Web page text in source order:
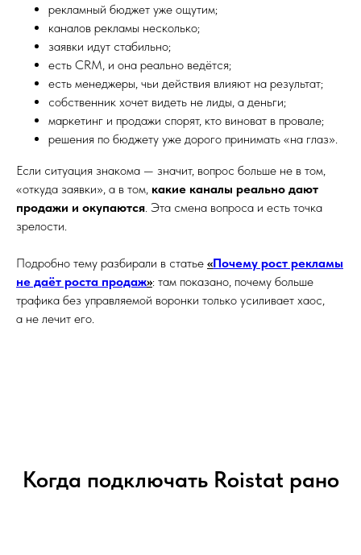
рекламный бюджет уже ощутим;
каналов рекламы несколько;
заявки идут стабильно;
есть CRM, и она реально ведётся;
есть менеджеры, чьи действия влияют на результат;
собственник хочет видеть не лиды, а деньги;
маркетинг и продажи спорят, кто виноват в провале;
решения по бюджету уже дорого принимать «на глаз».
Если ситуация знакома — значит, вопрос больше не в том,
«откуда заявки», а в том, какие каналы реально дают
продажи и окупаются . Эта смена вопроса и есть точка
зрелости.
Подробно тему разбирали в статье «Почему рост рекламы
не даёт роста продаж»: там показано, почему больше
трафика без управляемой воронки только усиливает хаос,
а не лечит его.
Когда подключать Roistat рано